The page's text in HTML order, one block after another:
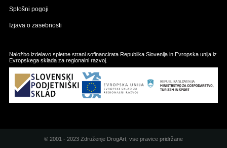
Splošni pogoji
Izjava o zasebnosti
Naložbo izdelavo spletne strani sofinancirata Republika Slovenija in Evropska unija iz
Evropskega sklada za regionalni razvoj.
© 2001 - 2023 Združenje DrogArt, vse pravice pridržane